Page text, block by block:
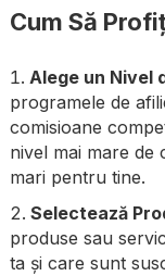
Cum Să
Alege un Nivel
programele de
comisioane
nivel mai mare de
mari pentru tine.
Selectează
produse sau
ta și care sunt